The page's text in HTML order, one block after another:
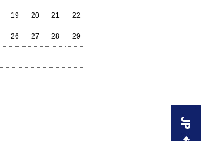
19 20 21 22
26 27 28 29